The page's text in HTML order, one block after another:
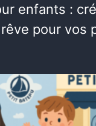
enfants :
pour vos